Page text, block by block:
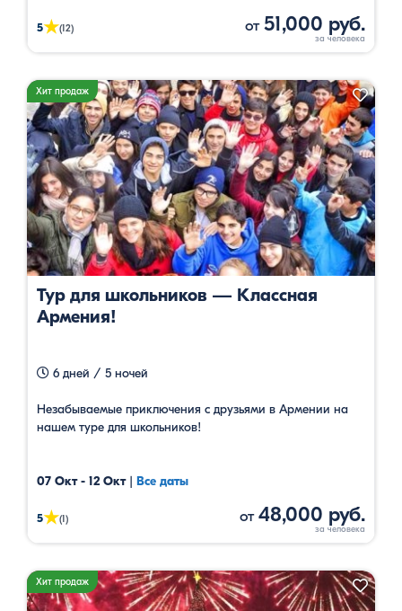
5★(12) от 51,000 руб.
Хит продаж
Тур для школьников — Классная
Армения!
6 дней / 5 ночей
Незабываемые приключения с друзьями в Армении на
нашем туре для школьников!
07 Окт - 12 Окт| Все даты
5★(1) от 48,000 руб.
Хит продаж